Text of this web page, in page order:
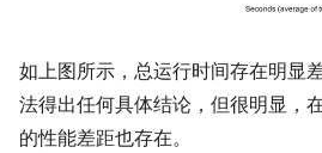
如上图所示，总运行时间存在明显
法得出任何具体结论，但很明显，
的性能差距也存在。